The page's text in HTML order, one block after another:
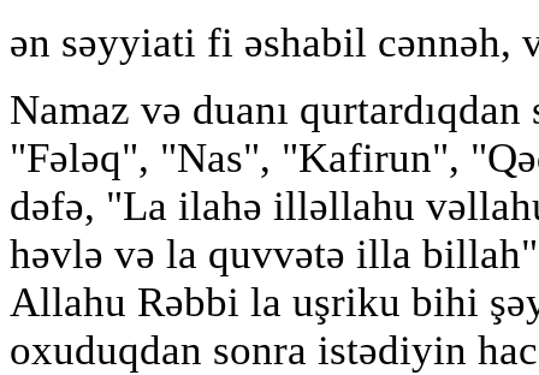
ən səyyiati fi əshabil cənnəh,
Namaz və duanı
"Fələq", "Nas", "Kafirun",
dəfə, "La ilahə illəllahu
həvlə və la quvvətə illa
Allahu Rəbbi la uşriku bihi
oxuduqdan sonra istədiyin